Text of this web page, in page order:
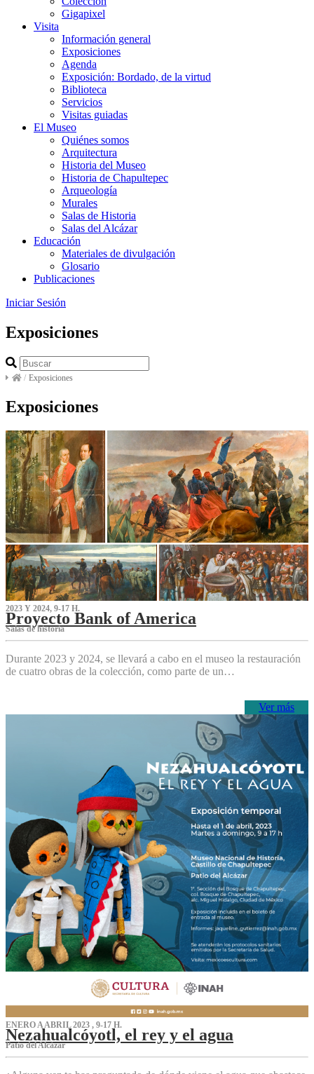
Gigapixel
Visita
Información general
Exposiciones
Agenda
Exposición: Bordado, de la virtud
Biblioteca
Servicios
Visitas guiadas
El Museo
Quiénes somos
Arquitectura
Historia del Museo
Historia de Chapultepec
Arqueología
Murales
Salas de Historia
Salas del Alcázar
Educación
Materiales de divulgación
Glosario
Publicaciones
Iniciar Sesión
Exposiciones
/ Exposiciones
Exposiciones
2023 Y 2024, 9-17 H.
Proyecto Bank of America
S‌alas de historia
Durante 2023 y 2024, se llevará a cabo en el museo la restauración
de cuatro obras de la colección, como parte de un…
Ver más
ENERO A ABRIL 2023 , 9-17 H.
Nezahualcóyotl, el rey y el agua
Patio del Alcázar